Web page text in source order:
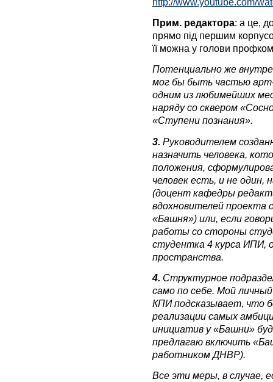
Прим. редактора: а це,
прямо під першим
її можна у голови
Потенциально же
мог бы быть частью
одним из любимейших
наряду со сквером
«Ступени познания».
3. Руководителем
назначить человека,
положения,
человек есть, и не один,
(доцент кафедры
вдохновителей проекта
«Башня») или, если
работы со стороны
студентка 4 курса ИПИ,
пространства.
4. Структурное
само по себе. Мой
КПИ подсказывает, что
реализации самых
инициатив у «Башни»
предлагаю включить
работником ДНВР).
Все эти меры, в случае,